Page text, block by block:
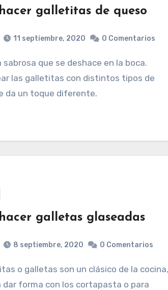
galletitas de queso
11 septiembre, 2020 0 Comentarios
las galletitas con distintos tipos de
da un toque diferente.
galletas glaseadas
8 septiembre, 2020 0 Comentarios
dar forma con los cortapasta o para